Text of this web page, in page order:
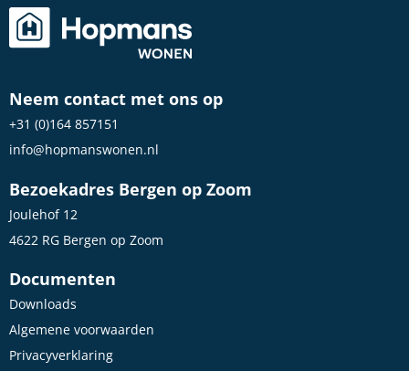
Neem contact met ons op
+31 (0)164 857151
info@hopmanswonen.nl
Bezoekadres Bergen op Zoom
Joulehof 12
4622 RG Bergen op Zoom
Documenten
Downloads
Algemene voorwaarden
Privacyverklaring